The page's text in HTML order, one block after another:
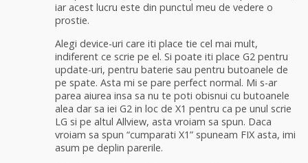
iar acest lucru este din punctul meu de vedere o
prostie.
Alegi device-uri care iti place tie cel mai mult,
indiferent ce scrie pe el. Si poate iti place G2 pentru
update-uri, pentru baterie sau pentru butoanele de
pe spate. Asta mi se pare perfect normal. Mi s-ar
parea aiurea insa sa nu te poti obisnui cu butoanele
alea dar sa iei G2 in loc de X1 pentru ca pe unul scrie
LG si pe altul Allview, asta vroiam sa spun. Daca
vroiam sa spun “cumparati X1” spuneam FIX asta, imi
asum pe deplin parerile.